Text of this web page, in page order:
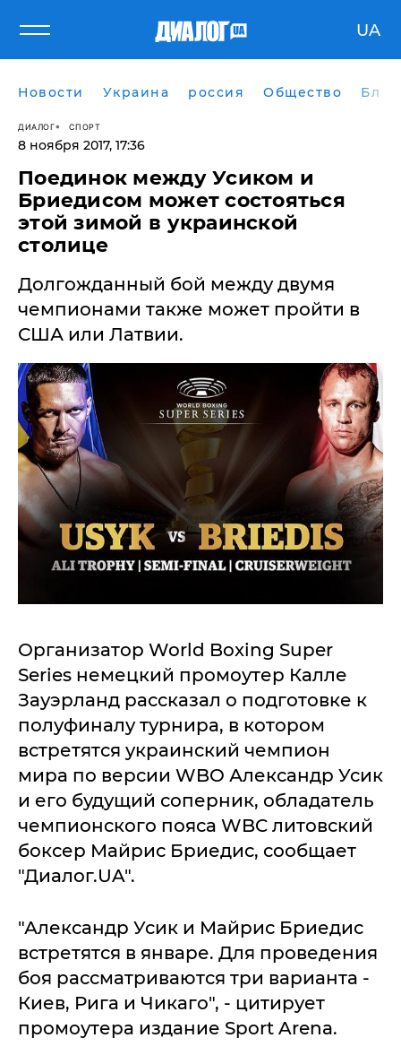
UA
Новости Украина россия Общество
ДИАЛОГ СПОРТ
8 ноября 2017, 17:36
Поединок между Усиком и
Бриедисом может состояться
этой зимой в украинской
столице
Долгожданный бой между двумя
чемпионами также может пройти в
США или Латвии.
Организатор World Boxing Super
Series немецкий промоутер Калле
Зауэрланд рассказал о подготовке к
полуфиналу турнира, в котором
встретятся украинский чемпион
мира по версии WBO Александр Усик
и его будущий соперник, обладатель
чемпионского пояса WBC литовский
боксер Майрис Бриедис, сообщает
"Диалог.UA".
"Александр Усик и Майрис Бриедис
встретятся в январе. Для проведения
боя рассматриваются три варианта -
Киев, Рига и Чикаго", - цитирует
промоутера издание Sport Arena.